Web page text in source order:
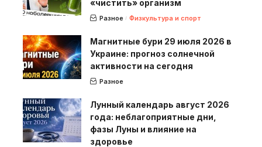
«чистить» организм
Разное Физкультура и спорт
Магнитные бури 29 июля 2026 в
Украине: прогноз солнечной
активности на сегодня
Разное
Лунный календарь август 2026
года: неблагоприятные дни,
фазы Луны и влияние на
здоровье